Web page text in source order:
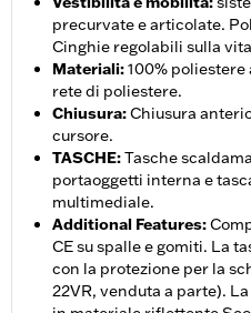
precurvate e articolate.
Cinghie regolabili sulla
Materiali:100% poliestere
rete di poliestere.
Chiusura:Chiusura
cursore.
TASCHE:Tasche
portaoggetti interna e
multimediale.
Additional Features:
CE su spalle e gomiti. La
con la protezione per la
22VR, venduta a parte).